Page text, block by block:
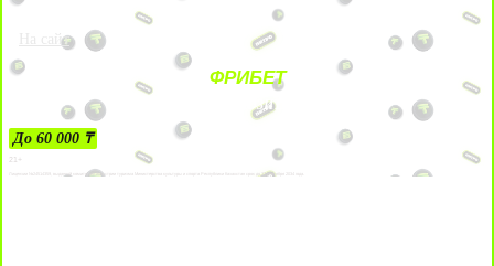
На сайт
ФРИБЕТ
ЗА ДЕПОЗИТЫ
До 60 000 ₸
21+
Лицензии №24514359, выданной комитетом индустрии туризма Министерства культуры и спорта Республики Казахстан срок до 27 сентября 2034 года.